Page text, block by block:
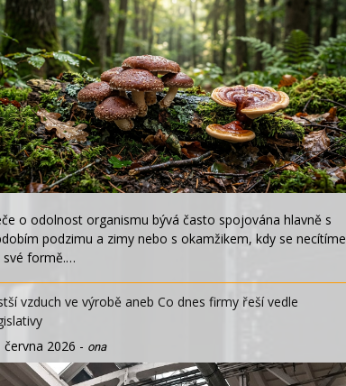
o odolnost organismu bývá často spojována hlavně s
podzimu a zimy nebo s okamžikem, kdy se necítíme
své formě.…
vzduch ve výrobě aneb Co dnes firmy řeší vedle
června 2026 - ona